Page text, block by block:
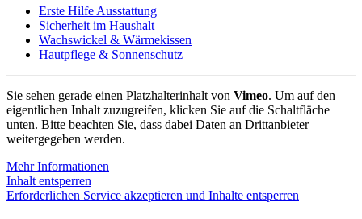
Erste Hilfe Ausstattung
Sicherheit im Haushalt
Wachswickel & Wärmekissen
Hautpflege & Sonnenschutz
Sie sehen gerade einen Platzhalterinhalt von Vimeo. Um auf den
eigentlichen Inhalt zuzugreifen, klicken Sie auf die Schaltfläche
unten. Bitte beachten Sie, dass dabei Daten an Drittanbieter
weitergegeben werden.
Mehr Informationen
Inhalt entsperren
Erforderlichen Service akzeptieren und Inhalte entsperren